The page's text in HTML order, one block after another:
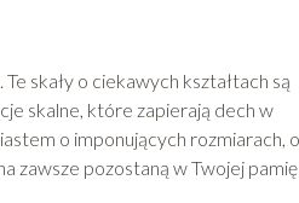
skały o ciekawych kształtach są
skalne, które zapierają dech w
o imponujących rozmiarach,
zawsze pozostaną w Twojej